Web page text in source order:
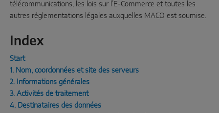
SOLUTIONS DE CAPTEURS INTELLIGENTS
Sense by MACO
MACO Tronic
SOLUTIONS DE SERVICE
télécommunications, les lois sur l’E-Commerce et toutes les
autres réglementations légales auxquelles MACO est soumise.
Index
Start
1. Nom, coordonnées et site des serveurs
2. Informations générales
3. Activités de traitement
4. Destinataires des données